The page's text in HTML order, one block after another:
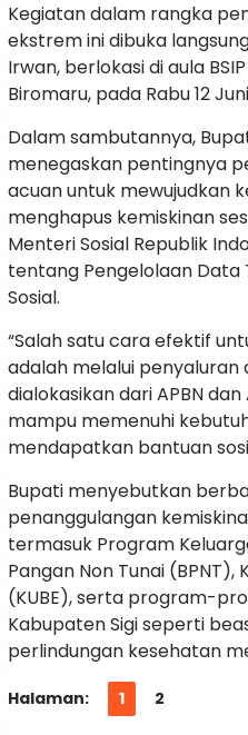
Kegiatan dalam rangka
ekstrem ini dibuka
Irwan, berlokasi di aula
Biromaru, pada Rabu 12
Dalam sambutannya,
menegaskan pentingnya
acuan untuk mewujudkan
menghapus kemiskinan
Menteri Sosial Republik
tentang Pengelolaan Data
Sosial.
“Salah satu cara efektif
adalah melalui penyaluran
dialokasikan dari APBN
mampu memenuhi
mendapatkan bantuan
Bupati menyebutkan
penanggulangan
termasuk Program
Pangan Non Tunai
(KUBE), serta program-
Kabupaten Sigi seperti
perlindungan kesehatan
Halaman: 1 2